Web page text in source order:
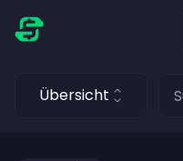
Übersicht